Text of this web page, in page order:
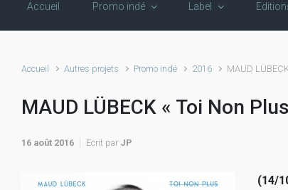
Accueil Promo indé Label
Accueil Autres projets Promo indé 2016 MAUD
MAUD LÜBECK « Toi Non
16 août 2016 Ecrit par JP
(14/